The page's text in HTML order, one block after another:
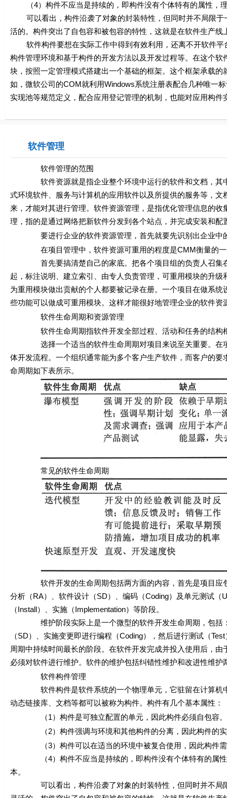
（4）构件不应当是持续的，即构件没有个体特有的属性，
可以看出，构件沿袭了对象的封装特性，但同时并不局限于
活的。构件突出了自包容和被包容的特性，这就是在软件生产线
软件构件要想在实际工作中得到有效利用，还离不开软件平
构件管理环境和基于构件的开发方法以及开发过程等。在这个
块，按照一定管理模式搭建出一个基础的框架。这个框架承载
如，微软公司的COM就利用Windows系统注册表配合几种唯一
实现池等规范定义，配合应用登记管理的机制，也能对应用构件
软件管理
软件管理的范围
软件资源就是指企业整个环境中运行的软件和文档，其中
式环境软件、服务与计算机的应用软件以及所提供的服务等，
来，才能对其进行管理。软件资源管理，是指优化管理信息的
理，指的是通过网络把新软件分发到各个站点，并完成安装和配
要进行企业的软件资源管理，首先就要先识别出企业中的
在项目管理中，软件资源可重用的程度是CMM衡量的一个
首先要搞清楚自己的家底。把各个项目组的负责人召集在
起，标注说明、建立索引、由专人负责管理，可重用模块的升
为重用模块做出贡献的个人都要被记录在册。一个项目在做系
些功能可以做成可重用模块。这样才能很好地管理企业的软件资
软件生命周期和资源管理
软件生命周期指软件开发全部过程、活动和任务的结构框
选择一个适当的软件生命周期对项目来说至关重要。在项
体开发流程。一个组织通常能为多个客户生产软件，而客户的
命周期如下表所示。
常见的软件生命周期
软件开发的生命周期包括两方面的内容，首先是项目应包
分析（RA）、软件设计（SD）、编码（Coding）及单元测试（
（Install）、实施（Implementation）等阶段。
维护阶段实际上是一个微型的软件开发生命周期，包括：
（SD）、实施变更即进行编程（Coding），然后进行测试（
周期中持续时间最长的阶段。在软件开发完成并投入使用后，
必须对软件进行维护。软件的维护包括纠错性维护和改进性维护
软件构件管理
软件构件是软件系统的一个物理单元，它驻留在计算机中
动态链接库、文档等都可以被称为构件。构件有几个基本属性：
（1）构件是可独立配置的单元，因此构件必须自包容。
（2）构件强调与环境和其他构件的分离，因此构件的实
（3）构件可以在适当的环境中被复合使用，因此构件需
（4）构件不应当是持续的，即构件没有个体特有的属性，
本。
可以看出，构件沿袭了对象的封装特性，但同时并不局限